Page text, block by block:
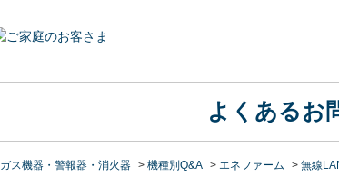
よくあるお
ガス機器・警報器・消火器 > 機種別Q&A > エネファーム > 無線